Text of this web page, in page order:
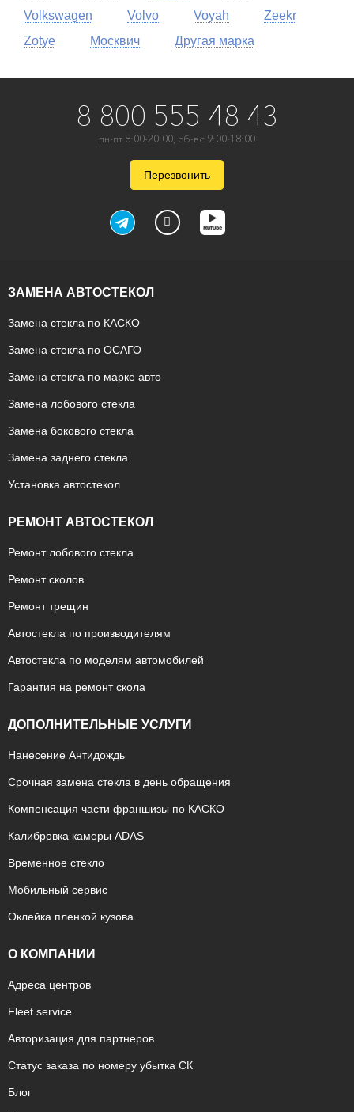
Volkswagen
Volvo Voyah
Zeekr
Zotye
Москвич Другая марка
8 800 555 48 43
пн-пт 8:00-20:00, сб-вс 9:00-18:00
Перезвонить
ЗАМЕНА АВТОСТЕКОЛ
Замена стекла по КАСКО
Замена стекла по ОСАГО
Замена стекла по марке авто
Замена лобового стекла
Замена бокового стекла
Замена заднего стекла
Установка автостекол
РЕМОНТ АВТОСТЕКОЛ
Ремонт лобового стекла
Ремонт сколов
Ремонт трещин
Автостекла по производителям
Автостекла по моделям автомобилей
Гарантия на ремонт скола
ДОПОЛНИТЕЛЬНЫЕ УСЛУГИ
Нанесение Антидождь
Срочная замена стекла в день обращения
Компенсация части франшизы по КАСКО
Калибровка камеры ADAS
Временное стекло
Мобильный сервис
Оклейка пленкой кузова
О КОМПАНИИ
Адреса центров
Fleet service
Авторизация для партнеров
Статус заказа по номеру убытка СК
Блог